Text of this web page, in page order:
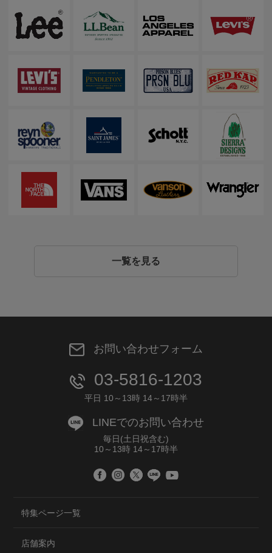
一覧を見る
お問い合わせフォーム
03-5816-1203
平日 10～13時 14～17時半
LINEでのお問い合わせ
毎日(土日祝含む)
10～13時 14～17時半
特集ページ一覧
店舗案内